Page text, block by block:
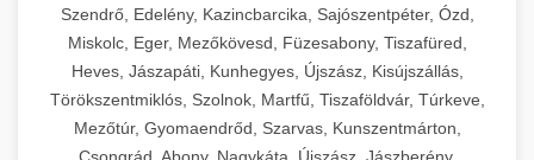
Szendrő, Edelény, Kazincbarcika, Sajószentpéter, Ózd,
Miskolc, Eger, Mezőkövesd, Füzesabony, Tiszafüred,
Heves, Jászapáti, Kunhegyes, Újszász, Kisújszállás,
Törökszentmiklós, Szolnok, Martfű, Tiszaföldvár, Túrkeve,
Mezőtúr, Gyomaendrőd, Szarvas, Kunszentmárton,